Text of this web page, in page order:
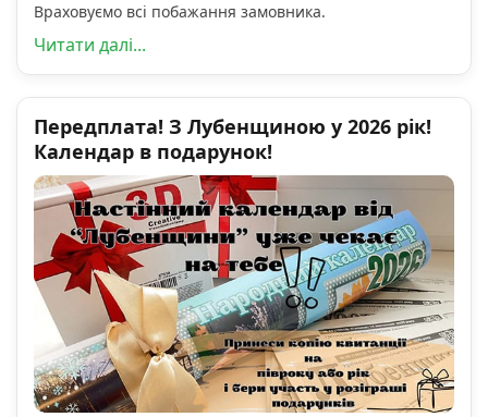
Враховуємо всі побажання замовника.
Читати далі...
Передплата! З Лубенщиною у 2026 рік!
Календар в подарунок!